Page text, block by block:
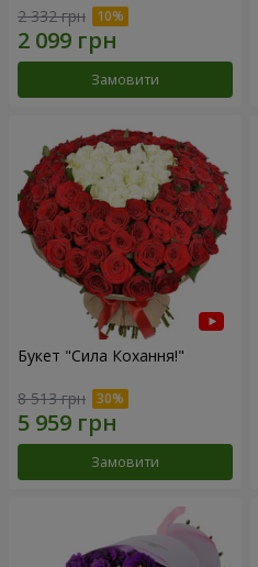
2 332 грн
Замовити
Букет "Сила Кохання!"
8 513 грн
Замовити